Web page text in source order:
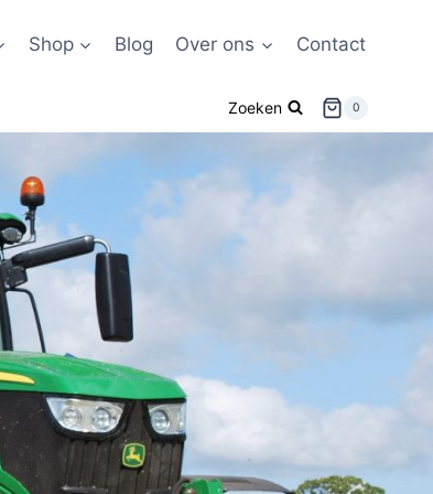
Shop Blog Over ons Contact
Zoeken 0